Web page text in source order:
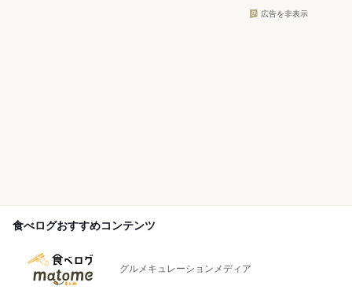
広告を非表示
食べログおすすめコンテンツ
グルメキュレーションメディア